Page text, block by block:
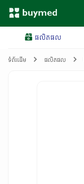
ផលិតផល
ទំព័រដើម ផលិតផល